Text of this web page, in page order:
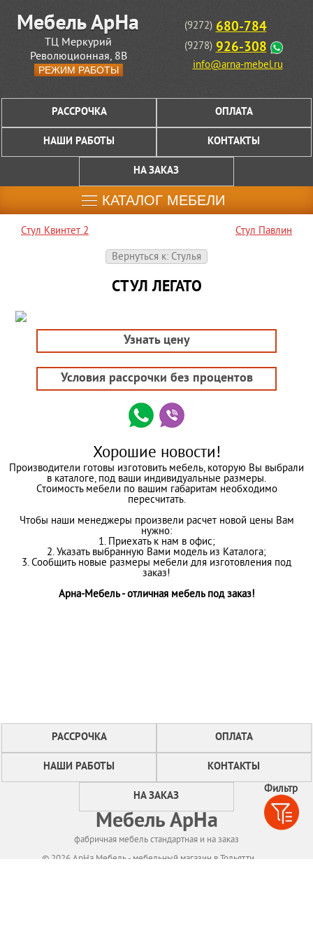
Фильтр
ТЦ Меркурий
Революционная, 8В
РЕЖИМ РАБОТЫ
(9272) 680-784
(9278) 926-308
info@arna-mebel.ru
РАССРОЧКА ОПЛАТА
НАШИ РАБОТЫ КОНТАКТЫ
НА ЗАКАЗ
КАТАЛОГ МЕБЕЛИ
Стул Квинтет 2
Стул Павлин
Вернуться к: Стулья
СТУЛ ЛЕГАТО
Узнать цену
Условия рассрочки без процентов
Хорошие новости!
Производители готовы изготовить мебель, которую Вы выбрали
в каталоге, под ваши индивидуальные размеры.
Стоимость мебели по вашим габаритам необходимо
пересчитать.
Чтобы наши менеджеры произвели расчет новой цены Вам
нужно:
1. Приехать к нам в офис;
2. Указать выбранную Вами модель из Каталога;
3. Сообщить новые размеры мебели для изготовления под
заказ!
Арна-Мебель - отличная мебель под заказ!
РАССРОЧКА ОПЛАТА
НАШИ РАБОТЫ КОНТАКТЫ
НА ЗАКАЗ
Мебель АрНа
фабричная мебель стандартная и на заказ
© 2026 АрНа Мебель - мебельный магазин в Тольятти